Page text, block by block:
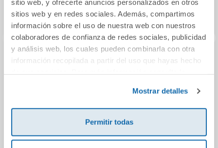
sitio web, y ofrecerte anuncios personalizados en otros
sitios web y en redes sociales. Además, compartimos
información sobre el uso de nuestra web con nuestros
colaboradores de confianza de redes sociales, publicidad
y análisis web, los cuales pueden combinarla con otra
información recopilada a partir del uso que hayas hecho
Mostrar detalles
Permitir todas
Tom Gates: Todo
es genial (y
El amanecer de los
vikingos
Comprar
del